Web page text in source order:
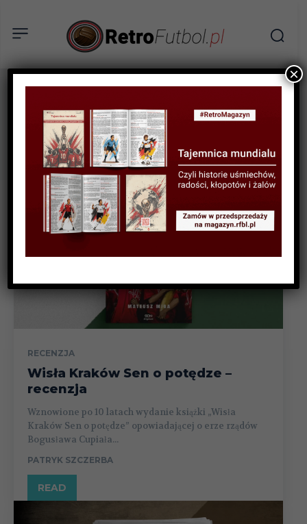
Tag: kamil kosowski
RECENZJA
Wisła Kraków Sen o potędze –
recenzja
Wznowione po 10 latach wydanie książki „Wisła
Kraków Sen o potędze” opowiadającej o erze rządów
Bogusława Cupiała...
PATRYK SZCZERBA
READ
×